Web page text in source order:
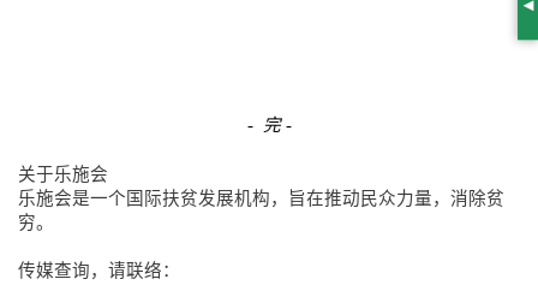
- 完 -
关于乐施会
乐施会是一个国际扶贫发展机构，旨在推动民众力量，消除贫
穷。
传媒查询，请联络：